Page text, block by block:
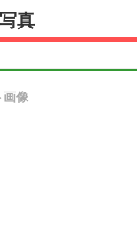
真
画像